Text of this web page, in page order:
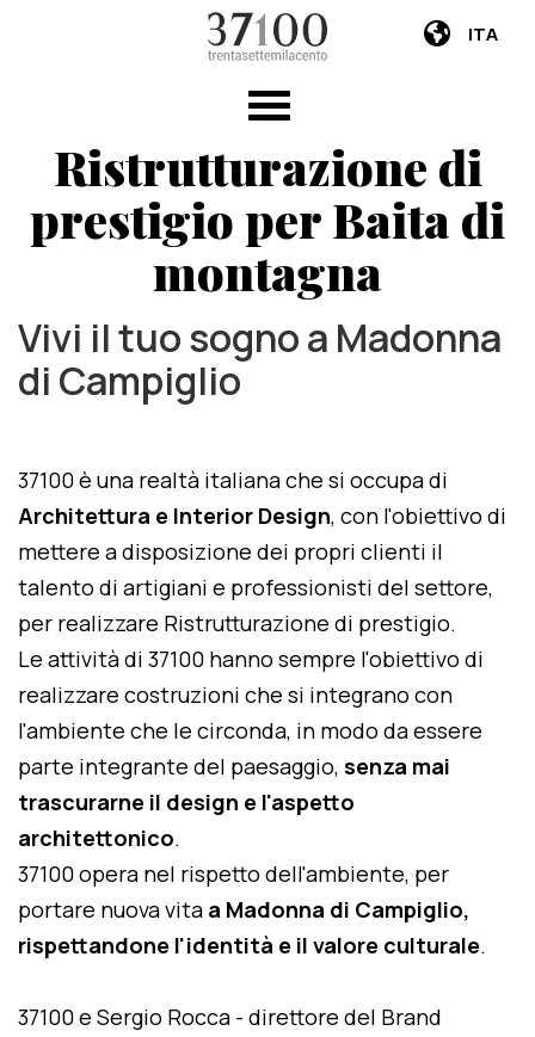
ITA
Ristrutturazione di
prestigio per Baita di
montagna
Vivi il tuo sogno a Madonna
di Campiglio
37100 è una realtà italiana che si occupa di
Architettura e Interior Design, con l'obiettivo di
mettere a disposizione dei propri clienti il
talento di artigiani e professionisti del settore,
per realizzare Ristrutturazione di prestigio.
Le attività di 37100 hanno sempre l'obiettivo di
realizzare costruzioni che si integrano con
l'ambiente che le circonda, in modo da essere
parte integrante del paesaggio, senza mai
trascurarne il design e l'aspetto
architettonico.
37100 opera nel rispetto dell'ambiente, per
portare nuova vita a Madonna di Campiglio,
rispettandone l'identità e il valore culturale.
37100 e Sergio Rocca - direttore del Brand